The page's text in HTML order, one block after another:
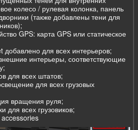
колесо / рулевая колонка, панель
(также добавлены тени для
GPS: карта GPS или статическое
добавлено для всех интерьеров;
интерьеры, соответствующие
для всех штатов;
для всех грузовых
вращения руля;
для всех грузовиков;